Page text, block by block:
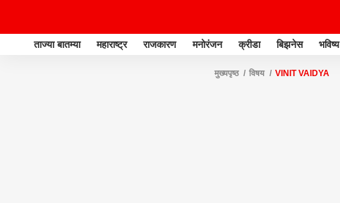
ताज्या बातम्या महाराष्ट्र राजकारण मनोरंजन क्रीडा बिझनेस भविष्य
मुख्यपृष्ठ विषय VINIT VAIDYA